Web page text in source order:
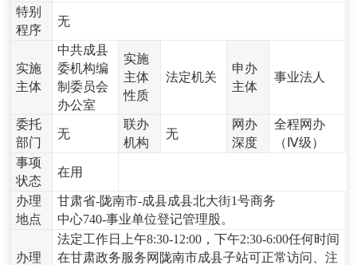
特别
程序
无
实施
主体
中共成县
委机构编
制委员会
办公室
实施
主体
性质
法定机关
申办
主体
事业法人
委托
部门
无
联办
机构
无
网办
深度
全程网办
（Ⅳ级）
事项
状态
在用
办理
地点
甘肃省-陇南市-成县成县北大街1号商务
中心740-事业单位登记管理股。
办理
法定工作日上午8:30-12:00，下午2:30-6:00任何时间
在甘肃政务服务网陇南市成县子站可正常访问、注